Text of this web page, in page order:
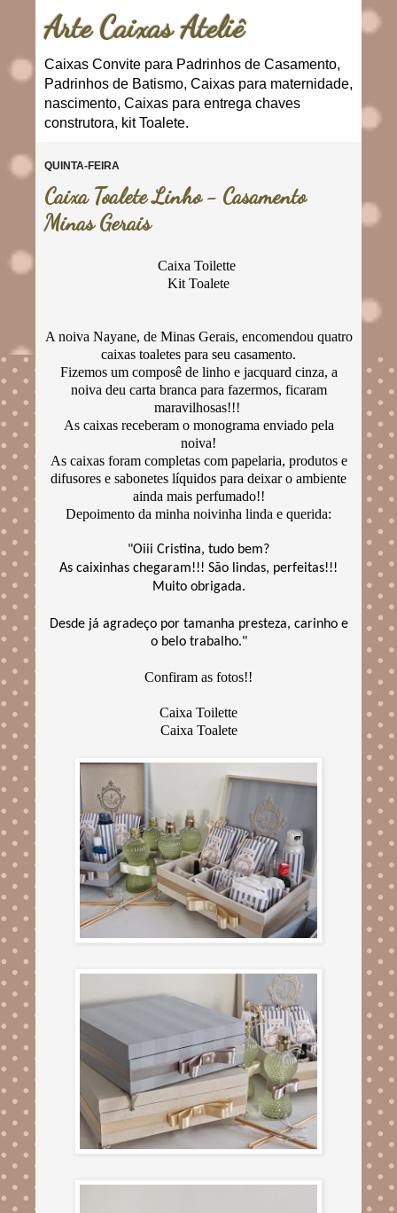
Arte Caixas Ateliê
Caixas Convite para Padrinhos de Casamento,
Padrinhos de Batismo, Caixas para maternidade,
nascimento, Caixas para entrega chaves
construtora, kit Toalete.
QUINTA-FEIRA
Caixa Toalete Linho - Casamento
Minas Gerais
Caixa Toilette
Kit Toalete
A noiva Nayane, de Minas Gerais, encomendou quatro
caixas toaletes para seu casamento.
Fizemos um composê de linho e jacquard cinza, a
noiva deu carta branca para fazermos, ficaram
maravilhosas!!!
As caixas receberam o monograma enviado pela
noiva!
As caixas foram completas com papelaria, produtos e
difusores e sabonetes líquidos para deixar o ambiente
ainda mais perfumado!!
Depoimento da minha noivinha linda e querida:
"Oiii Cristina, tudo bem?
As caixinhas chegaram!!! São lindas, perfeitas!!!
Muito obrigada.
Desde já agradeço por tamanha presteza, carinho e
o belo trabalho."
Confiram as fotos!!
Caixa Toilette
Caixa Toalete